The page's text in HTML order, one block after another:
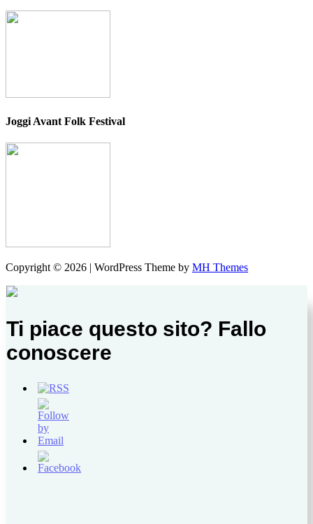
Joggi Avant Folk Festival
Copyright © 2026 | WordPress Theme by MH Themes
Ti piace questo sito? Fallo
conoscere